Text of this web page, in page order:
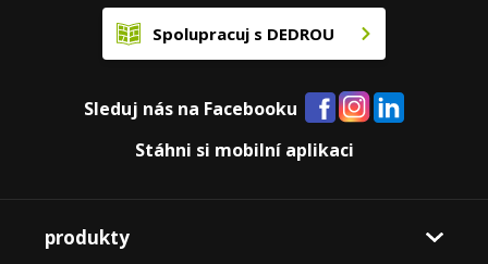
Spolupracuj s DEDROU
Sleduj nás na Facebooku
Stáhni si mobilní aplikaci
produkty